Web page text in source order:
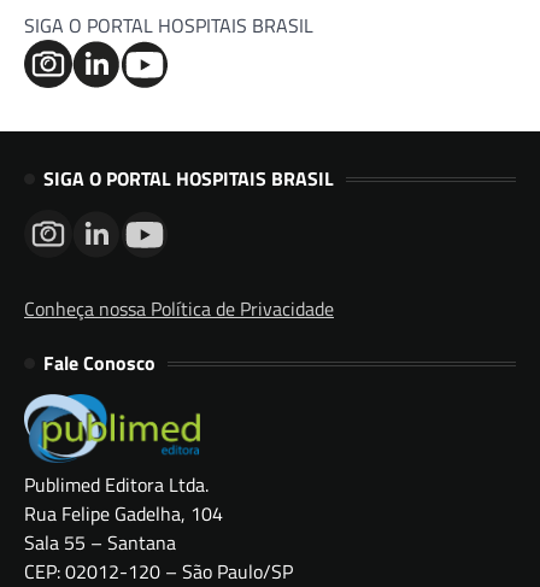
SIGA O PORTAL HOSPITAIS BRASIL
SIGA O PORTAL HOSPITAIS BRASIL
Conheça nossa Política de Privacidade
Fale Conosco
Publimed Editora Ltda.
Rua Felipe Gadelha, 104
Sala 55 – Santana
CEP: 02012-120 – São Paulo/SP